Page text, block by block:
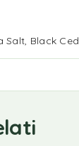
Salt, Black